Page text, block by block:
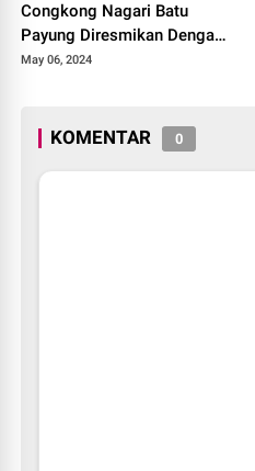
Congkong Nagari Batu
Payung Diresmikan Dengan
Meriah
May 06, 2024
KOMENTAR 0